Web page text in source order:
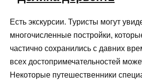
Есть экскурсии. Туристы могут
многочисленные постройки,
частично сохранились с давних
всех достопримечательностей
Некоторые путешественники